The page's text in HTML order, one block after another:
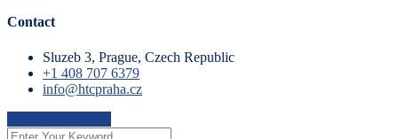
Contact
Sluzeb 3, Prague, Czech Republic
+1 408 707 6379
info@htcpraha.cz